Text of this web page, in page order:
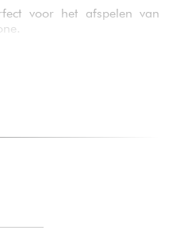
voor het afspelen van
met de controlekamer
bent van totale